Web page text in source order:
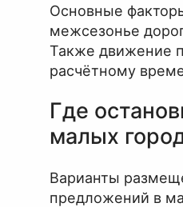
Основные
межсезонье
Также движение
расчётному
Где
малых
Варианты
предложений в